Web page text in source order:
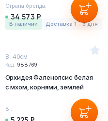
Страна бренда:
Бельгия
34 573 Р
в наличии Доставка 1 - 3 дня
В : 40см
Код: 988769
Орхидея Фаленопсис белая
с мхом, корнями, землей
В : 40см